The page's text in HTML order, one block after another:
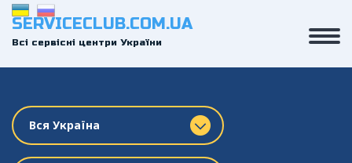
SERVICECLUB.COM.UA
Всі сервісні центри України
Вся Україна